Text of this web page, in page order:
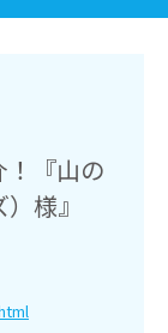
『山の
様』